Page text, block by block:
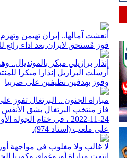
أنعشت آمالها.. إيران تهيمن
فوز مُستحق لايران بعد اداء رائع
إنذار برازيلي مبكر
وفوز بهدفين نظيفين على صربيا
مباراة الجنون .. البرتغال تفوز
فاز منتخب البرتغال بشق الأنفس
على ملعب (استاد 974).
لا غالب ولا مغلوب في مواجهة